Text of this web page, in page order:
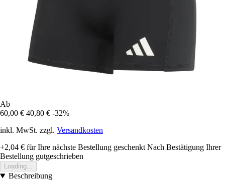
Ab
60,00 € 40,80 € -32%
inkl. MwSt. zzgl. Versandkosten
+2,04 € für Ihre nächste Bestellung geschenkt Nach Bestätigung Ihrer
Bestellung gutgeschrieben
Loading...
Beschreibung